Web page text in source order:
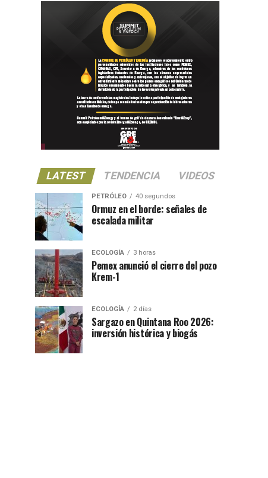
LATEST TENDENCIA VIDEOS
PETRÓLEO 40 segundos
Ormuz en el borde: señales de
escalada militar
ECOLOGÍA 3 horas
Pemex anunció el cierre del pozo
Krem-1
ECOLOGÍA 2 días
Sargazo en Quintana Roo 2026:
inversión histórica y biogás